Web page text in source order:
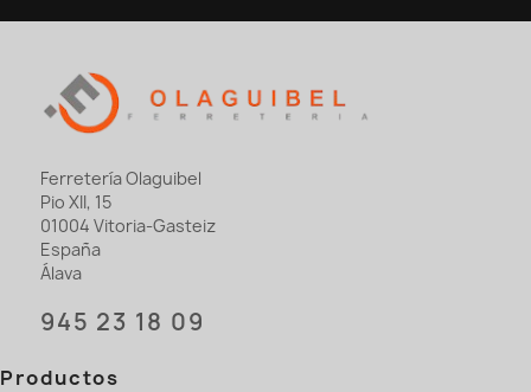
Ferretería Olaguibel
Pio XII, 15
01004 Vitoria-Gasteiz
España
Álava
945 23 18 09
Productos